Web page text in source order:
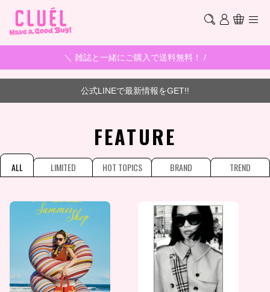
＼ 雑誌と一緒にご購入で送料無料！ /
公式LINEで最新情報をGET!!
FEATURE
ALL LIMITED HOT TOPICS BRAND TREND